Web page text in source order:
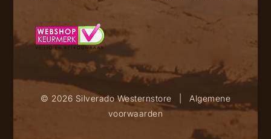
© 2026 Silverado Westernstore
Algemene
voorwaarden